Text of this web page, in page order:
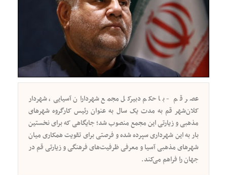
عصر قم - با حکم دبیرکل مجمع شهرداران آسیایی، شهردار
کلان‌شهر قم به مدت یک سال به عنوان رئیس کارگروه شهرهای
مذهبی و زیارتی این مجمع منصوب شد؛ جایگاهی که برای نخستین
بار به این شهرداری سپرده شده و فرصتی برای تقویت همکاری میان
شهرهای مذهبی آسیا و معرفی ظرفیت‌های فرهنگی و زیارتی قم در
جهان را فراهم می‌کند.